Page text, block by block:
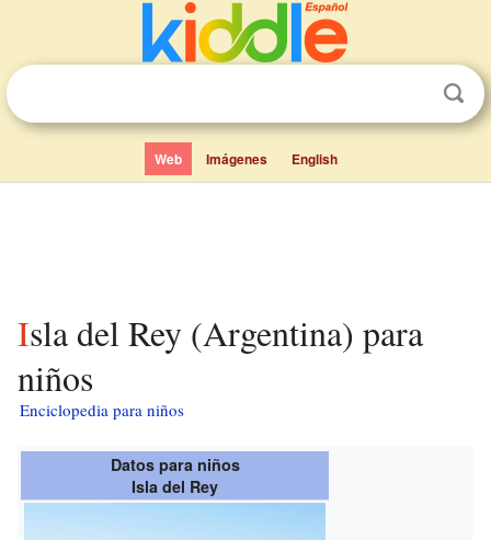
Web Imágenes English
Isla del Rey (Argentina) para
niños
Enciclopedia para niños
Datos para niños
Isla del Rey